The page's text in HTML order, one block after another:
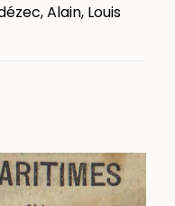
Alain, Louis